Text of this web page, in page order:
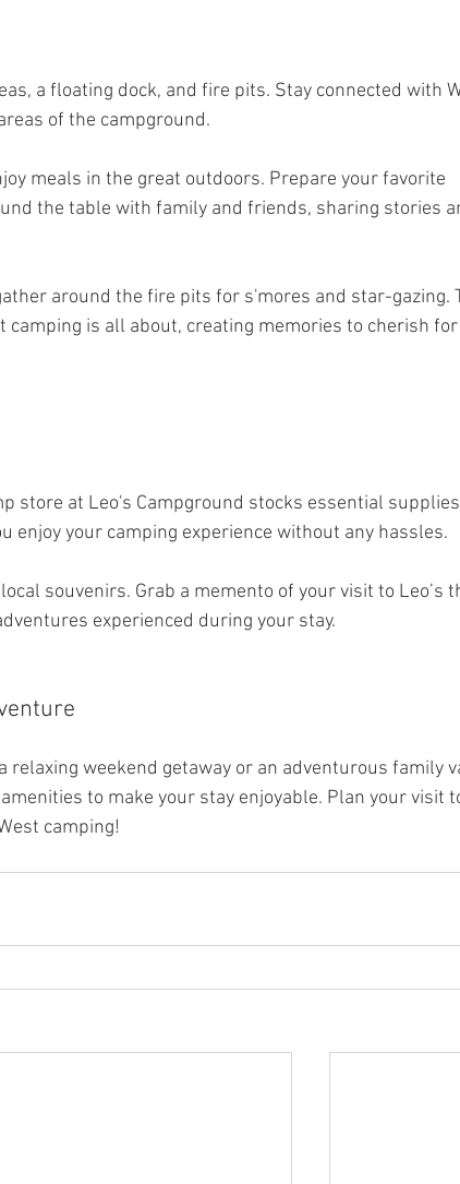
a floating dock, and fire pits. Stay connected with
of the campground.
meals in the great outdoors. Prepare your favorite
the table with family and friends, sharing stories
around the fire pits for s'mores and star-gazing.
camping is all about, creating memories to cherish
store at Leo's Campground stocks essential
enjoy your camping experience without any hassles.
souvenirs. Grab a memento of your visit to Leo’s
experienced during your stay.
relaxing weekend getaway or an adventurous family
to make your stay enjoyable. Plan your visit
camping!